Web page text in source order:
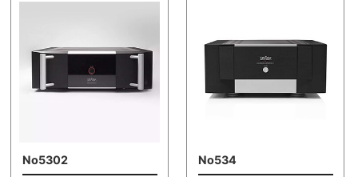
No5302 No534